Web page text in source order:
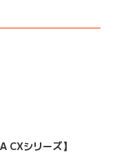
CXシリーズ】